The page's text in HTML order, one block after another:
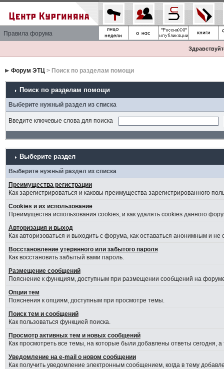
Правила форума
Форум ЭТЦ> Поиск по разделам помощи
Поиск по разделам помощи
Выберите нужный раздел из списка
Введите ключевые слова для поиска
Выберите раздел
Выберите нужный раздел из списка
Преимущества регистрации
Как зарегистрироваться и каковы преимущества зарегистрированного
Cookies и их использование
Преимущества использования cookies, и как удалять cookies данного
Авторизация и выход
Как авторизоваться и выходить с форума, как оставаться анонимным и
Восстановление утерянного или забытого пароля
Как восстановить забытый вами пароль.
Размещение сообщений
Пояснение к функциям, доступным при размещении сообщений на
Опции тем
Пояснения к опциям, доступным при просмотре темы.
Поиск тем и сообщений
Как пользоваться функцией поиска.
Просмотр активных тем и новых сообщений
Как просмотреть все темы, на которые были добавлены ответы сегодня,
Уведомление на е-mail о новом сообщении
Как получить уведомление электронным сообщением, когда в тему